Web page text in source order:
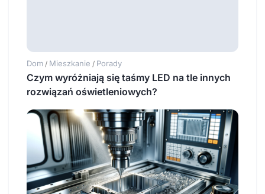
Dom / Mieszkanie / Porady
Czym wyróżniają się taśmy LED na tle innych
rozwiązań oświetleniowych?